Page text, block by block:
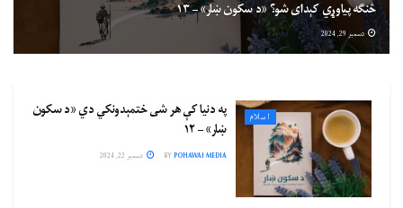
څنګه پیاوړي کېدای شو؟ «د سکون ښار» – ۱۳
دسمبر 29, 2024
اسلام
په دنیا کې هر شی ختمېدونکي دي «د سکون
ښار» – ۱۲
BYPOHAWAI MEDIA دسمبر 22, 2024